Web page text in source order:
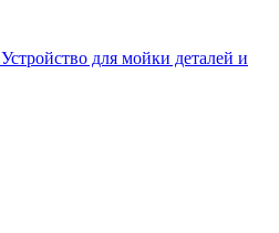
Устройство для мойки деталей и